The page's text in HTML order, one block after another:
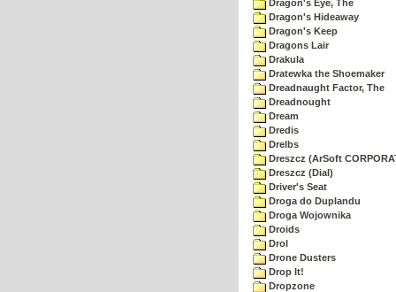
Dragon's Eye, The
Dragon's Hideaway
Dragon's Keep
Dragons Lair
Drakula
Dratewka the Shoemaker
Dreadnaught Factor, The
Dreadnought
Dream
Dredis
Drelbs
Dreszcz (ArSoft
Dreszcz (Dial)
Driver's Seat
Droga do Duplandu
Droga Wojownika
Droids
Drol
Drone Dusters
Drop It!
Dropzone